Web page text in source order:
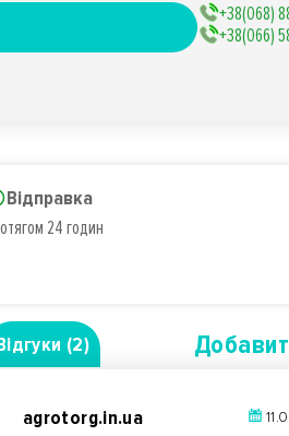
+38(068)
+38(066)
Відправка
24 годин
(2)
agrotorg.in.ua